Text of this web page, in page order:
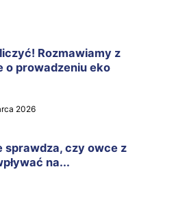
Rozmawiamy z
o prowadzeniu eko
2026
czy owce z
na...